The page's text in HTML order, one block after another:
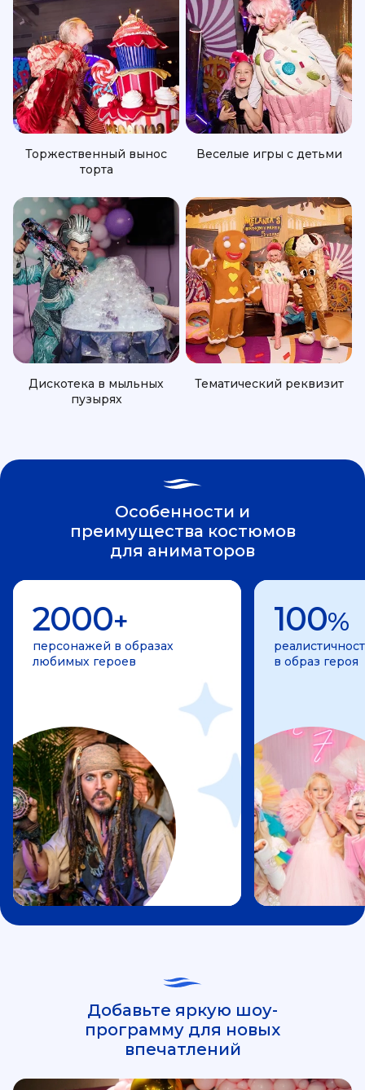
Торжественный вынос
торта
Веселые игры с детьми
Дискотека в мыльных
пузырях
Тематический реквизит
Особенности и
преимущества костюмов
для аниматоров
2000+
персонажей в образах
любимых героев
100%
в образ героя
Добавьте яркую шоу-
программу для новых
впечатлений